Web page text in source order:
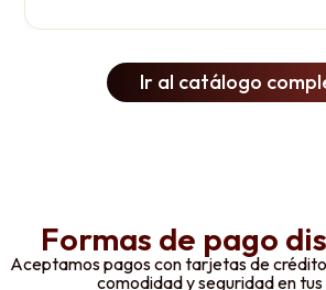
Ir al catálogo
Formas de pago
Aceptamos pagos con tarjetas de
comodidad y seguridad en